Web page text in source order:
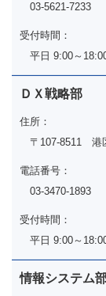
03-5621-7233
受付時間：
平日 9:00～
ＤＸ戦略部
住所：
〒107-8511 港
電話番号：
03-3470-1893
受付時間：
平日 9:00～
情報システム